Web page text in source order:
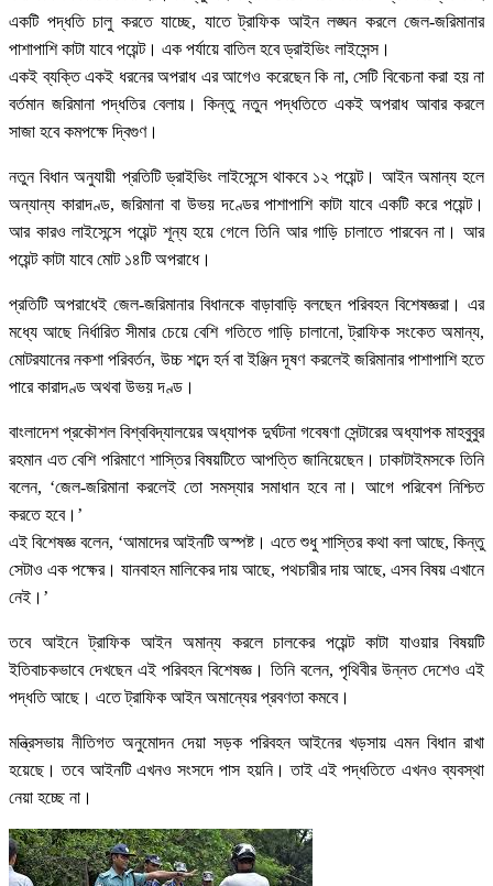
একটি পদ্ধতি চালু করতে যাচ্ছে, যাতে ট্রাফিক আইন লঙ্ঘন করলে জেল-জরিমানার
পাশাপাশি কাটা যাবে পয়েন্ট। এক পর্যায়ে বাতিল হবে ড্রাইভিং লাইসেন্স।
একই ব্যক্তি একই ধরনের অপরাধ এর আগেও করেছেন কি না, সেটি বিবেচনা করা হয় না
বর্তমান জরিমানা পদ্ধতির বেলায়। কিন্তু নতুন পদ্ধতিতে একই অপরাধ আবার করলে
সাজা হবে কমপক্ষে দ্বিগুণ।
নতুন বিধান অনুযায়ী প্রতিটি ড্রাইভিং লাইসেন্সে থাকবে ১২ পয়েন্ট। আইন অমান্য হলে
অন্যান্য কারাদণ্ড, জরিমানা বা উভয় দণ্ডের পাশাপাশি কাটা যাবে একটি করে পয়েন্ট।
আর কারও লাইসেন্সে পয়েন্ট শূন্য হয়ে গেলে তিনি আর গাড়ি চালাতে পারবেন না। আর
পয়েন্ট কাটা যাবে মোট ১৪টি অপরাধে।
প্রতিটি অপরাধেই জেল-জরিমানার বিধানকে বাড়াবাড়ি বলছেন পরিবহন বিশেষজ্ঞরা। এর
মধ্যে আছে নির্ধারিত সীমার চেয়ে বেশি গতিতে গাড়ি চালানো, ট্রাফিক সংকেত অমান্য,
মোটরযানের নকশা পরিবর্তন, উচ্চ শব্দে হর্ন বা ইঞ্জিন দূষণ করলেই জরিমানার পাশাপাশি হতে
পারে কারাদণ্ড অথবা উভয় দণ্ড।
বাংলাদেশ প্রকৌশল বিশ্ববিদ্যালয়ের অধ্যাপক দুর্ঘটনা গবেষণা সেন্টারের অধ্যাপক মাহবুবুর
রহমান এত বেশি পরিমাণে শাস্তির বিষয়টিতে আপত্তি জানিয়েছেন। ঢাকাটাইমসকে তিনি
বলেন, ‘জেল-জরিমানা করলেই তো সমস্যার সমাধান হবে না। আগে পরিবেশ নিশ্চিত
করতে হবে।’
এই বিশেষজ্ঞ বলেন, ‘আমাদের আইনটি অস্পষ্ট। এতে শুধু শাস্তির কথা বলা আছে, কিন্তু
সেটাও এক পক্ষের। যানবাহন মালিকের দায় আছে, পথচারীর দায় আছে, এসব বিষয় এখানে
নেই।’
তবে আইনে ট্রাফিক আইন অমান্য করলে চালকের পয়েন্ট কাটা যাওয়ার বিষয়টি
ইতিবাচকভাবে দেখছেন এই পরিবহন বিশেষজ্ঞ। তিনি বলেন, পৃথিবীর উন্নত দেশেও এই
পদ্ধতি আছে। এতে ট্রাফিক আইন অমান্যের প্রবণতা কমবে।
মন্ত্রিসভায় নীতিগত অনুমোদন দেয়া সড়ক পরিবহন আইনের খড়সায় এমন বিধান রাখা
হয়েছে। তবে আইনটি এখনও সংসদে পাস হয়নি। তাই এই পদ্ধতিতে এখনও ব্যবস্থা
নেয়া হচ্ছে না।